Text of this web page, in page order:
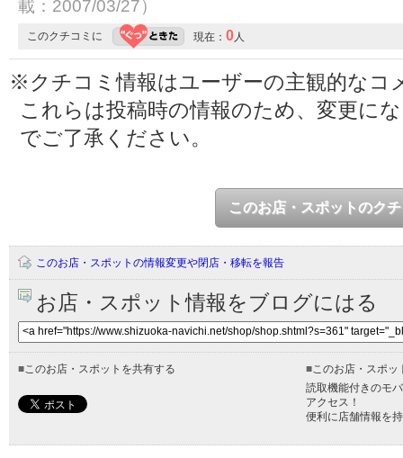
載：2007/03/27）
このクチコミに 現在： 0 人
※クチコミ情報はユーザーの主観的なコ
これらは投稿時の情報のため、変更に
でご了承ください。
このお店・スポットのク
このお店・スポットの情報変更や閉店・移転を報告
お店・スポット情報をブログにはる
■ このお店・スポットを共有する ■ このお店・スポ
読取機能付きのモ
アクセス！
便利に店舗情報を